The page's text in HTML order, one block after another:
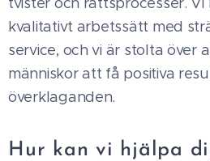
kvalitativt arbetssätt med
service, och vi är stolta över
människor att få positiva
överklaganden.
Hur kan vi hjälpa